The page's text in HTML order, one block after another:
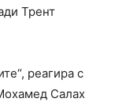
Трент
реагира с
Салах